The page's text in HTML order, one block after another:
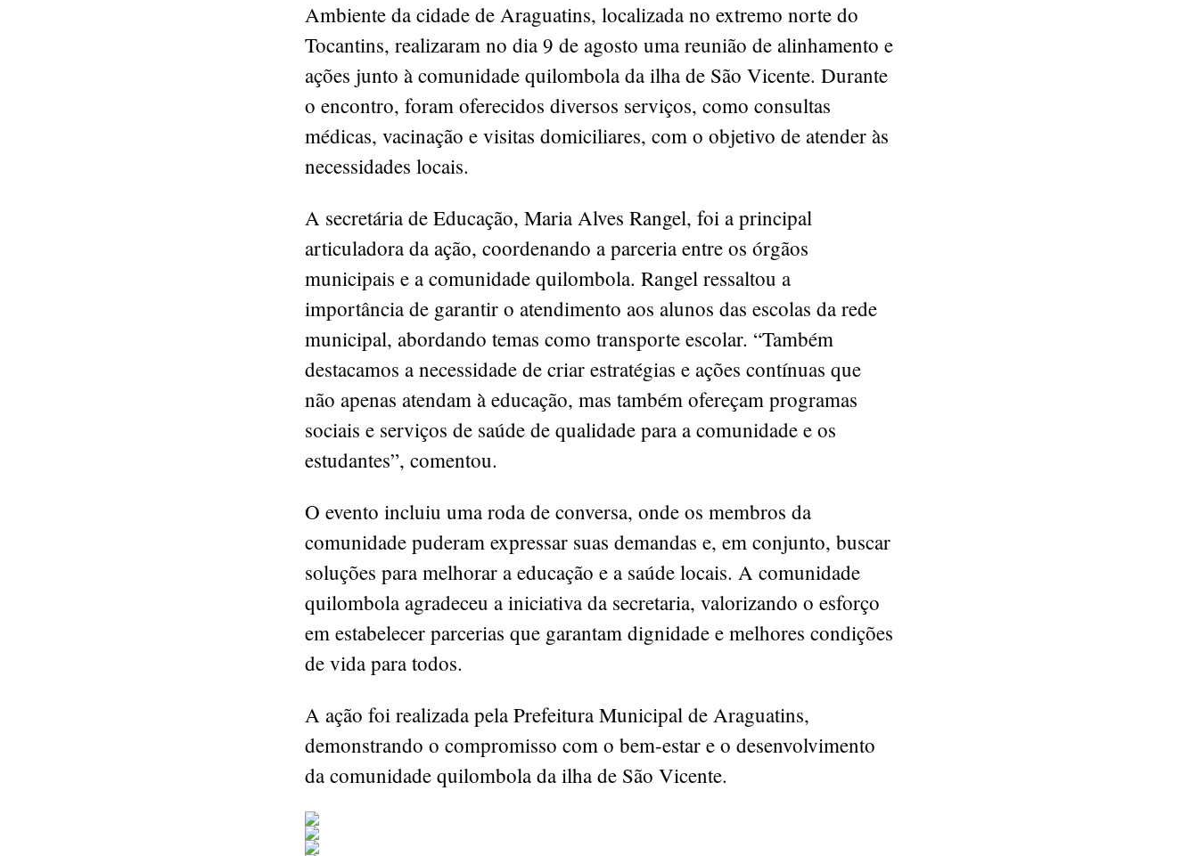
Ambiente da cidade de Araguatins, localizada no extremo norte do
Tocantins, realizaram no dia 9 de agosto uma reunião de alinhamento e
ações junto à comunidade quilombola da ilha de São Vicente. Durante
o encontro, foram oferecidos diversos serviços, como consultas
médicas, vacinação e visitas domiciliares, com o objetivo de atender às
necessidades locais.
A secretária de Educação, Maria Alves Rangel, foi a principal
articuladora da ação, coordenando a parceria entre os órgãos
municipais e a comunidade quilombola. Rangel ressaltou a
importância de garantir o atendimento aos alunos das escolas da rede
municipal, abordando temas como transporte escolar. “Também
destacamos a necessidade de criar estratégias e ações contínuas que
não apenas atendam à educação, mas também ofereçam programas
sociais e serviços de saúde de qualidade para a comunidade e os
estudantes”, comentou.
O evento incluiu uma roda de conversa, onde os membros da
comunidade puderam expressar suas demandas e, em conjunto, buscar
soluções para melhorar a educação e a saúde locais. A comunidade
quilombola agradeceu a iniciativa da secretaria, valorizando o esforço
em estabelecer parcerias que garantam dignidade e melhores condições
de vida para todos.
A ação foi realizada pela Prefeitura Municipal de Araguatins,
demonstrando o compromisso com o bem-estar e o desenvolvimento
da comunidade quilombola da ilha de São Vicente.